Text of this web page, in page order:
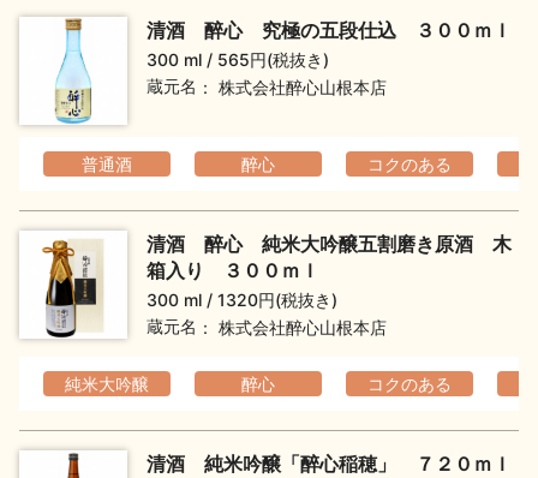
清酒 醉心 究極の五段仕込 ３００ｍｌ
300 ml
565円(税抜き)
蔵元名
株式会社醉心山根本店
普通酒 醉心 コクのある
清酒 醉心 純米大吟醸五割磨き原酒 木
箱入り ３００ｍｌ
300 ml
1320円(税抜き)
蔵元名
株式会社醉心山根本店
純米大吟醸 醉心 コクのある
清酒 純米吟醸「醉心稲穂」 ７２０ｍｌ